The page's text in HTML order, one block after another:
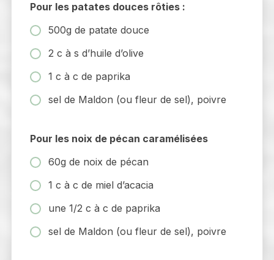
Pour les patates douces rôties :
500g de patate douce
2 c à s d’huile d’olive
1 c à c de paprika
sel de Maldon (ou fleur de sel), poivre
Pour les noix de pécan caramélisées
60g de noix de pécan
1 c à c de miel d’acacia
une 1/2 c à c de paprika
sel de Maldon (ou fleur de sel), poivre